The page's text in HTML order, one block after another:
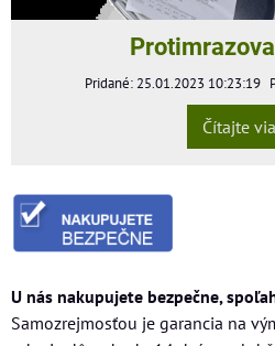
Pridané: 25.01.2023 10:23:19
Čítajte
U nás nakupujete bezpečne,
Samozrejmosťou je garancia na